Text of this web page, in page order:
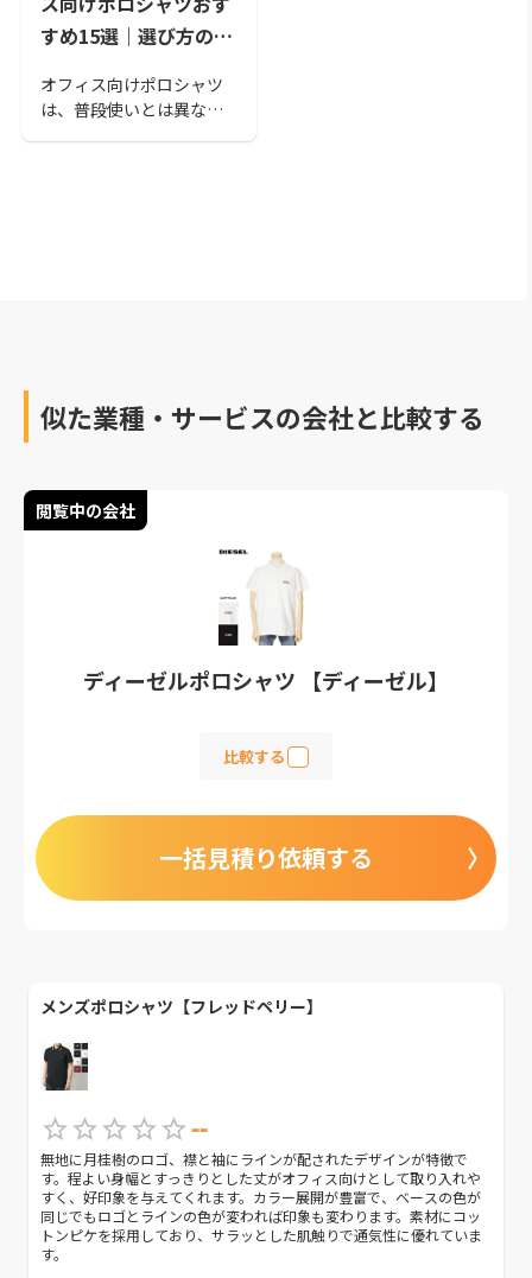
すめ15選｜選び方のポ
オフィス向けポロシャツ
は、普段使いとは異なる
似た業種・サービスの会社と比較する
閲覧中の会社
ディーゼルポロシャツ 【ディーゼル】
比較する
一括見積り依頼する
メンズポロシャツ【フレッドペリー】
--
無地に月桂樹のロゴ、襟と袖にラインが配されたデザインが特徴で
す。程よい身幅とすっきりとした丈がオフィス向けとして取り入れや
すく、好印象を与えてくれます。カラー展開が豊富で、ベースの色が
同じでもロゴとラインの色が変われば印象も変わります。素材にコッ
トンピケを採用しており、サラッとした肌触りで通気性に優れていま
す。